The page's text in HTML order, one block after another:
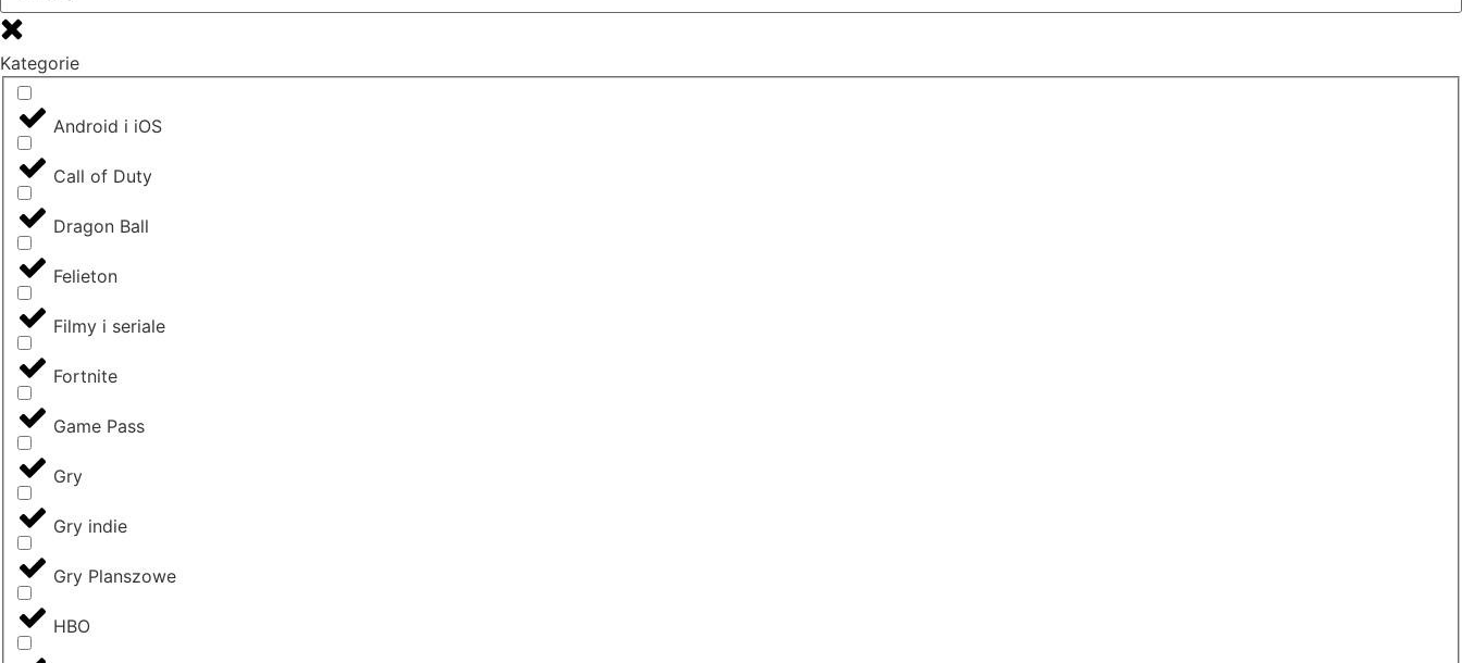
Kategorie
Android i iOS
Call of Duty
Dragon Ball
Felieton
Filmy i seriale
Fortnite
Game Pass
Gry
Gry indie
Gry Planszowe
HBO